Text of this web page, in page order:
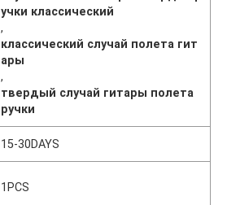
учки классический
,
классический случай полета гит
ары
,
твердый случай гитары полета
ручки
15-30DAYS
1PCS